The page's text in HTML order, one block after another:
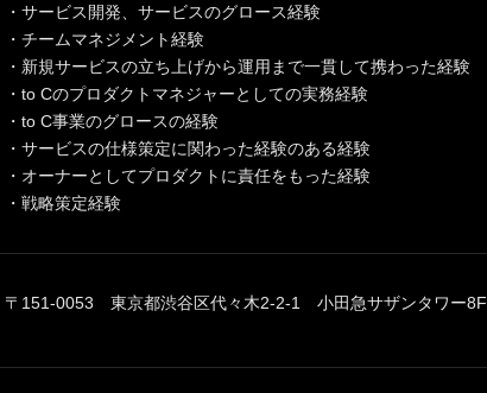
・サービス開発、サービスのグロース経験
・チームマネジメント経験
・新規サービスの立ち上げから運用まで一貫して携わった経験
・to Cのプロダクトマネジャーとしての実務経験
・to C事業のグロースの経験
・サービスの仕様策定に関わった経験のある経験
・オーナーとしてプロダクトに責任をもった経験
・戦略策定経験
〒151-0053 東京都渋谷区代々木2-2-1 小田急サザンタワー8F